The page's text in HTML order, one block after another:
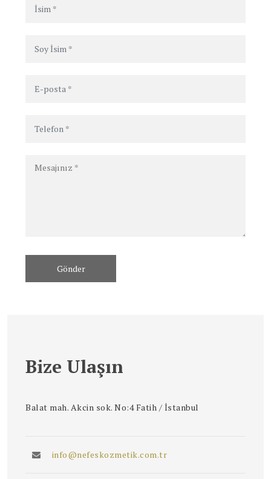
Bize Ulaşın
Balat mah. Akcin sok. No:4 Fatih / İstanbul
info@nefeskozmetik.com.tr